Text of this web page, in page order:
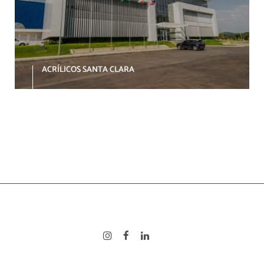
ACRÍLICOS SANTA CLARA